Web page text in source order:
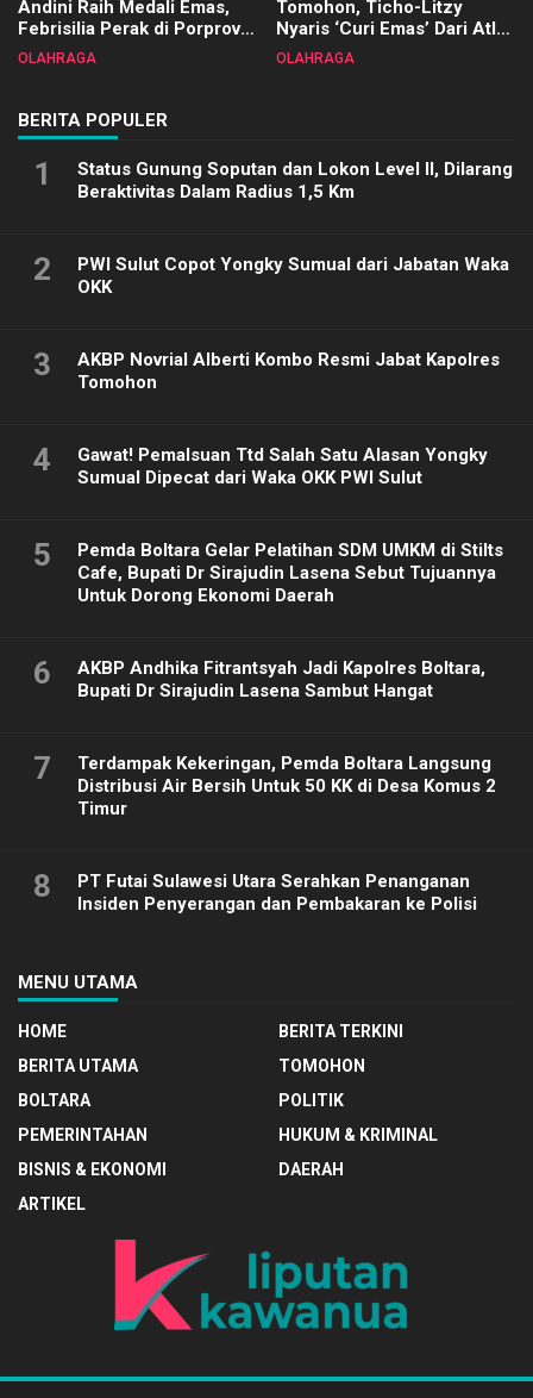
Andini Raih Medali Emas,
Febrisilia Perak di Porprov
Sulut 2025
OLAHRAGA
Tomohon, Ticho-Litzy
Nyaris ‘Curi Emas’ Dari Atlet
Biliar PON di Porprov Sulut
OLAHRAGA
BERITA POPULER
1
Status Gunung Soputan dan Lokon Level II, Dilarang
Beraktivitas Dalam Radius 1,5 Km
2
PWI Sulut Copot Yongky Sumual dari Jabatan Waka
OKK
3
AKBP Novrial Alberti Kombo Resmi Jabat Kapolres
Tomohon
4
Gawat! Pemalsuan Ttd Salah Satu Alasan Yongky
Sumual Dipecat dari Waka OKK PWI Sulut
5
Pemda Boltara Gelar Pelatihan SDM UMKM di Stilts
Cafe, Bupati Dr Sirajudin Lasena Sebut Tujuannya
Untuk Dorong Ekonomi Daerah
6
AKBP Andhika Fitrantsyah Jadi Kapolres Boltara,
Bupati Dr Sirajudin Lasena Sambut Hangat
7
Terdampak Kekeringan, Pemda Boltara Langsung
Distribusi Air Bersih Untuk 50 KK di Desa Komus 2
Timur
8
PT Futai Sulawesi Utara Serahkan Penanganan
Insiden Penyerangan dan Pembakaran ke Polisi
MENU UTAMA
HOME
BERITA TERKINI
BERITA UTAMA
TOMOHON
BOLTARA
POLITIK
PEMERINTAHAN
HUKUM & KRIMINAL
BISNIS & EKONOMI
DAERAH
ARTIKEL